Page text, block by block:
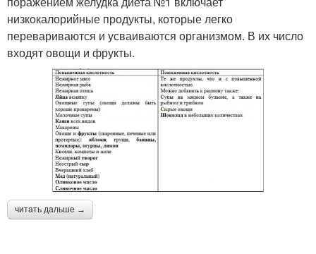
низкокалорийные продукты, которые легко
перевариваются и усваиваются организмом. В их число
входят овощи и фрукты.
читать дальше →